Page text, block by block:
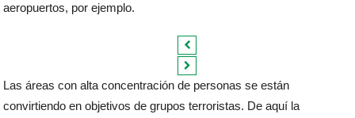
aeropuertos, por ejemplo.
Las áreas con alta concentración de personas se están
convirtiendo en objetivos de grupos terroristas. De aquí la